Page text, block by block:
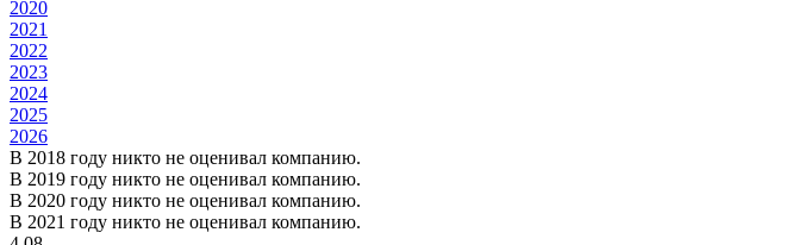
2020
2021
2022
2023
2024
2025
2026
В 2018 году никто не оценивал компанию.
В 2019 году никто не оценивал компанию.
В 2020 году никто не оценивал компанию.
В 2021 году никто не оценивал компанию.